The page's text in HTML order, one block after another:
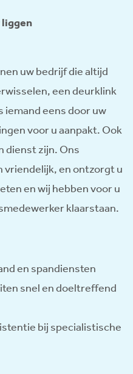
uw bedrijf die altijd
een deurklink
eens door uw
voor u aanpakt. Ook
dienst zijn. Ons
vriendelijk, en ontzorgt u
en wij hebben voor u
klaarstaan.
en spandiensten
snel en doeltreffend
bij specialistische